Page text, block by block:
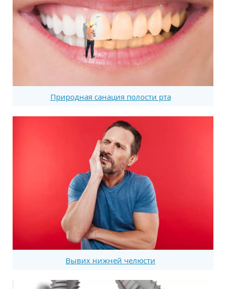
Природная санация полости рта
Вывих нижней челюсти